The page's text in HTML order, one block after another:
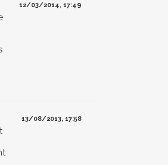
12/03/2014, 17:49
13/08/2013, 17:58